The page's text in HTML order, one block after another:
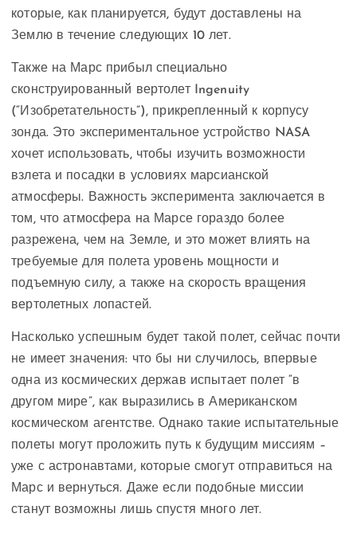
которые, как планируется, будут доставлены на
Землю в течение следующих 10 лет.
Также на Марс прибыл специально
сконструированный вертолет Ingenuity
(“Изобретательность”), прикрепленный к корпусу
зонда. Это экспериментальное устройство NASA
хочет использовать, чтобы изучить возможности
взлета и посадки в условиях марсианской
атмосферы. Важность эксперимента заключается в
том, что атмосфера на Марсе гораздо более
разрежена, чем на Земле, и это может влиять на
требуемые для полета уровень мощности и
подъемную силу, а также на скорость вращения
вертолетных лопастей.
Насколько успешным будет такой полет, сейчас почти
не имеет значения: что бы ни случилось, впервые
одна из космических держав испытает полет “в
другом мире”, как выразились в Американском
космическом агентстве. Однако такие испытательные
полеты могут проложить путь к будущим миссиям –
уже с астронавтами, которые смогут отправиться на
Марс и вернуться. Даже если подобные миссии
станут возможны лишь спустя много лет.